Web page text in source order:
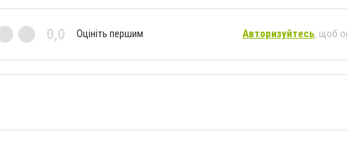
0,0 Оцініть першим Авторизуйтесь, щоб